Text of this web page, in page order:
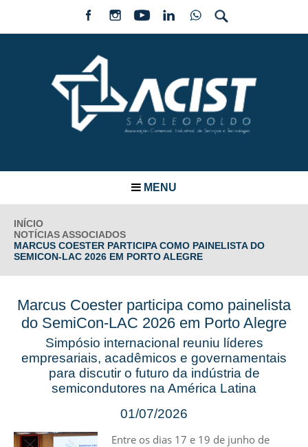
MENU
INÍCIO
NOTÍCIAS ASSOCIADOS
MARCUS COESTER PARTICIPA COMO PAINELISTA DO
SEMICON-LAC 2026 EM PORTO ALEGRE
Marcus Coester participa como painelista
do SemiCon-LAC 2026 em Porto Alegre
Simpósio internacional reuniu líderes
empresariais, acadêmicos e governamentais
para discutir o futuro da indústria de
semicondutores na América Latina
01/07/2026
Entre os dias 17 e 19 de junho de